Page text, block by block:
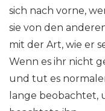
sich nach vorne,
sie von den
mit der Art, wie er
Wenn es ihr nicht
und tut es
lange beobachtet,